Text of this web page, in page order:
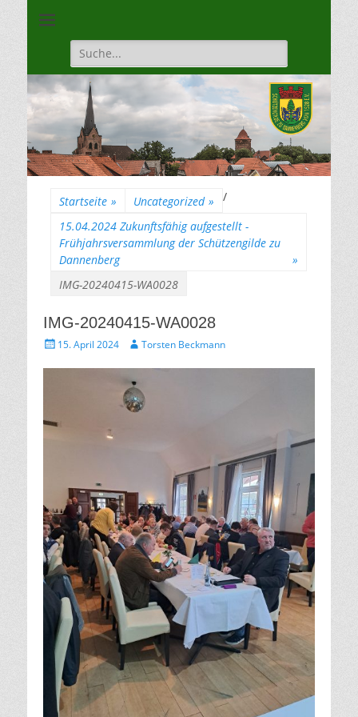
1528
Suche
für:
Startseite » Uncategorized »
/
15.04.2024 Zukunftsfähig aufgestellt -
Frühjahrsversammlung der Schützengilde zu
Dannenberg
»
IMG-20240415-WA0028
IMG-20240415-WA0028
Gepostet
15. April 2024 AutorTorsten Beckmann